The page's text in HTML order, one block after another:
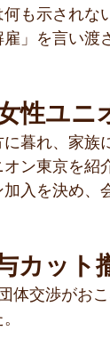
も示されな
」を言い渡
性ユニ
暮れ、家
ン東京を紹
入を決め、
カット
体交渉がお